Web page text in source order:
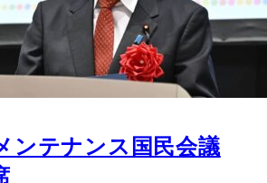
ンテナンス国民会議